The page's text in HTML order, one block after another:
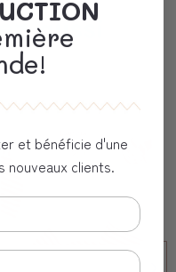
aussi
et bénéficie d'une
nouveaux clients.